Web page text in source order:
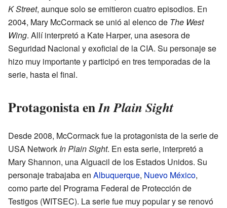
K Street, aunque solo se emitieron cuatro episodios. En
2004, Mary McCormack se unió al elenco de The West
Wing. Allí interpretó a Kate Harper, una asesora de
Seguridad Nacional y exoficial de la CIA. Su personaje se
hizo muy importante y participó en tres temporadas de la
serie, hasta el final.
Protagonista enIn Plain Sight
Desde 2008, McCormack fue la protagonista de la serie de
USA Network In Plain Sight. En esta serie, interpretó a
Mary Shannon, una Alguacil de los Estados Unidos. Su
personaje trabajaba en Albuquerque, Nuevo México,
como parte del Programa Federal de Protección de
Testigos (WITSEC). La serie fue muy popular y se renovó